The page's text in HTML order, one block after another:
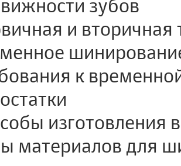
зубов
и
к
материалов для